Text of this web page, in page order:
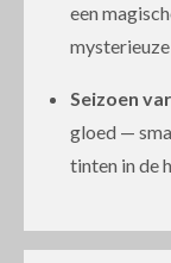
een
Seizoen
gloed —
tinten in de